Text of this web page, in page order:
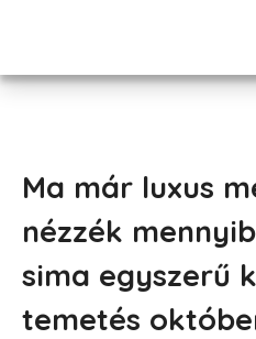
Ma már luxus
nézzék
sima egyszerű
temetés